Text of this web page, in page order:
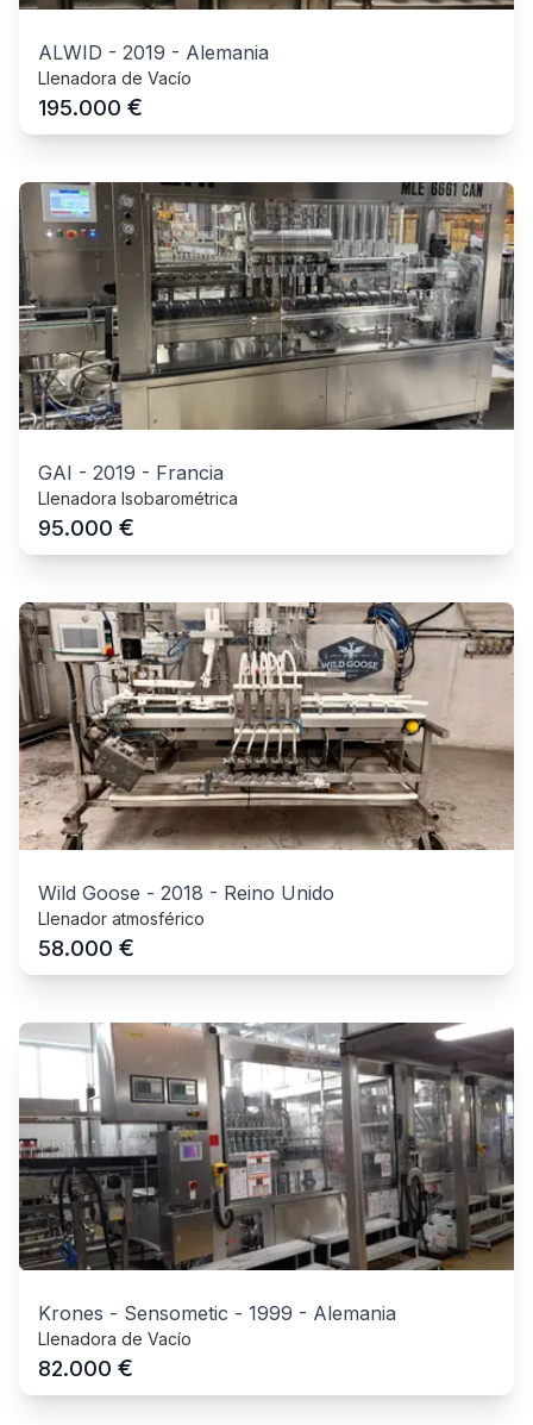
ALWID - 2019 - Alemania
Llenadora de Vacío
195.000 €
GAI - 2019 - Francia
Llenadora Isobarométrica
95.000 €
Wild Goose - 2018 - Reino Unido
Llenador atmosférico
58.000 €
Krones - Sensometic - 1999 - Alemania
Llenadora de Vacío
82.000 €